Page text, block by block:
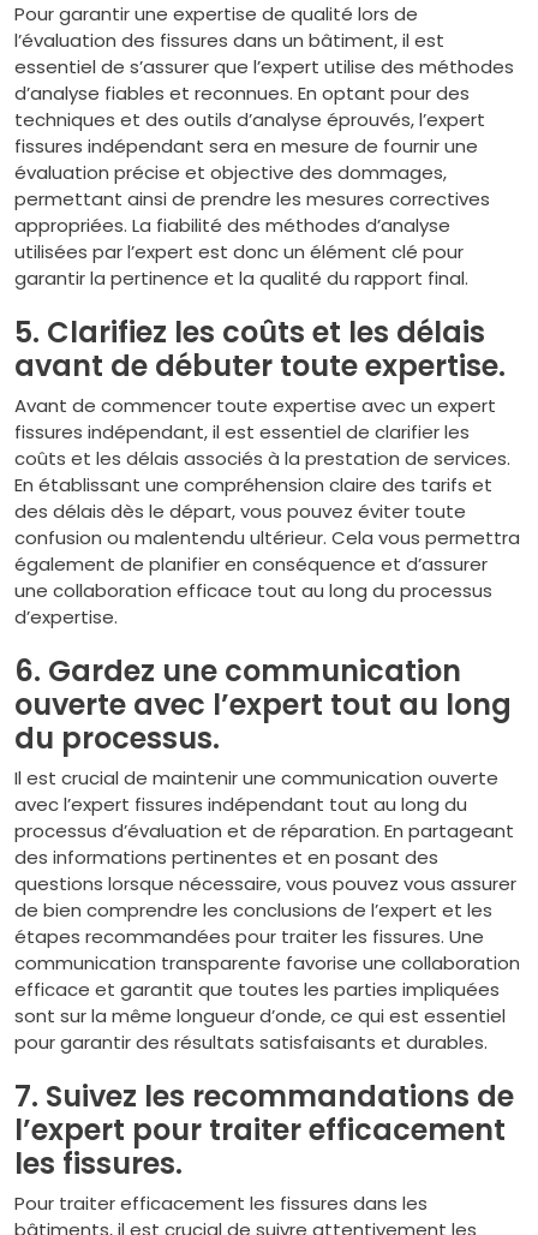
Pour garantir une expertise de qualité lors de
l’évaluation des fissures dans un bâtiment, il est
essentiel de s’assurer que l’expert utilise des méthodes
d’analyse fiables et reconnues. En optant pour des
techniques et des outils d’analyse éprouvés, l’expert
fissures indépendant sera en mesure de fournir une
évaluation précise et objective des dommages,
permettant ainsi de prendre les mesures correctives
appropriées. La fiabilité des méthodes d’analyse
utilisées par l’expert est donc un élément clé pour
garantir la pertinence et la qualité du rapport final.
5. Clarifiez les coûts et les délais
avant de débuter toute expertise.
Avant de commencer toute expertise avec un expert
fissures indépendant, il est essentiel de clarifier les
coûts et les délais associés à la prestation de services.
En établissant une compréhension claire des tarifs et
des délais dès le départ, vous pouvez éviter toute
confusion ou malentendu ultérieur. Cela vous permettra
également de planifier en conséquence et d’assurer
une collaboration efficace tout au long du processus
d’expertise.
6. Gardez une communication
ouverte avec l’expert tout au long
du processus.
Il est crucial de maintenir une communication ouverte
avec l’expert fissures indépendant tout au long du
processus d’évaluation et de réparation. En partageant
des informations pertinentes et en posant des
questions lorsque nécessaire, vous pouvez vous assurer
de bien comprendre les conclusions de l’expert et les
étapes recommandées pour traiter les fissures. Une
communication transparente favorise une collaboration
efficace et garantit que toutes les parties impliquées
sont sur la même longueur d’onde, ce qui est essentiel
pour garantir des résultats satisfaisants et durables.
7. Suivez les recommandations de
l’expert pour traiter efficacement
les fissures.
Pour traiter efficacement les fissures dans les
bâtiments, il est crucial de suivre attentivement les